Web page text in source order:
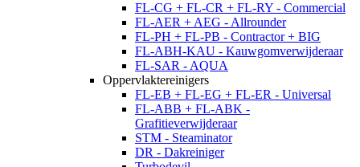
FL-CG + FL-CR + FL-RY - Commercial
FL-AER + AEG - Allrounder
FL-PH + FL-PB - Contractor + BIG
FL-ABH-KAU - Kauwgomverwijderaar
FL-SAR - AQUA
Oppervlaktereinigers
FL-EB + FL-EG + FL-ER - Universal
FL-ABB + FL-ABK -
Grafitieverwijderaar
STM - Steaminator
DR - Dakreiniger